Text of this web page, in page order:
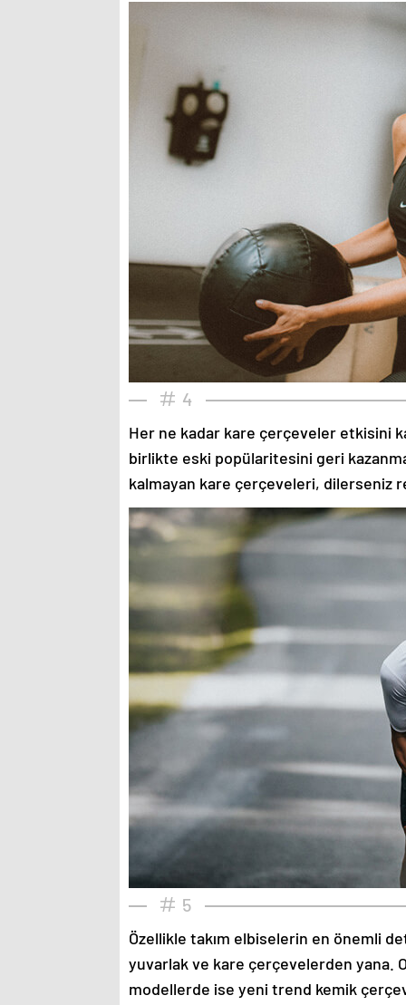
4
Her ne kadar kare çerçeveler etkisini
birlikte eski popülaritesini geri
kalmayan kare çerçeveleri, dilerseniz
5
Özellikle takım elbiselerin en önemli
yuvarlak ve kare çerçevelerden yana.
modellerde ise yeni trend kemik